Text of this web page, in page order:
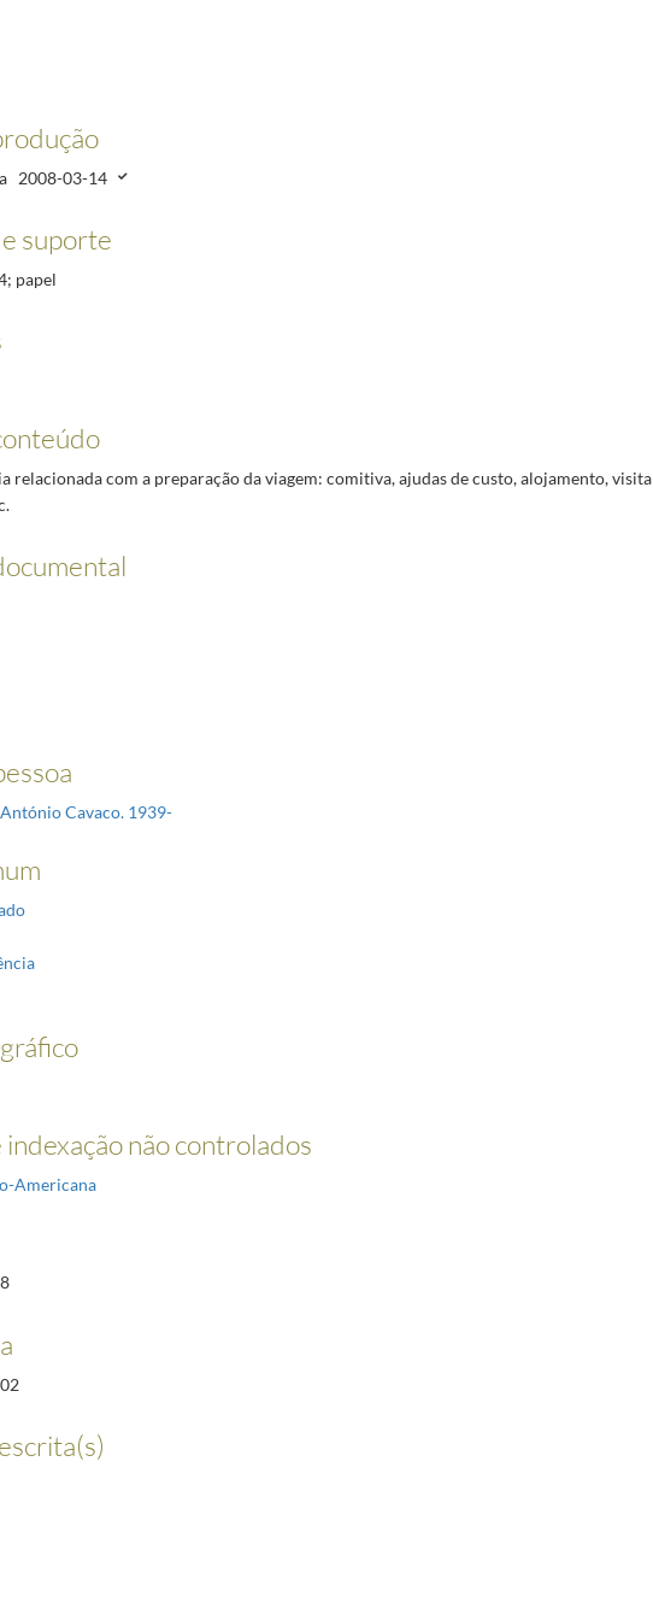
11-04/2006-11-05
a 2008-03-14
suporte
papel
relacionada com a preparação da viagem: comitiva, ajudas de custo, alojamento, visita
Cavaco. 1939-
não controlados
Americana